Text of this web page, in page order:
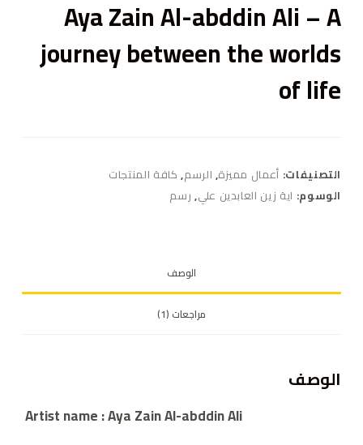
Aya Zain Al-abddin Ali – A
journey between the worlds
of life
التصنيفات: أعمال مميزة, الرسم, كافة المنتجات
الوسوم: اية زين العابدين علي, رسم
الوصف
مراجعات (1)
الوصف
Artist name : Aya Zain Al-abddin Ali